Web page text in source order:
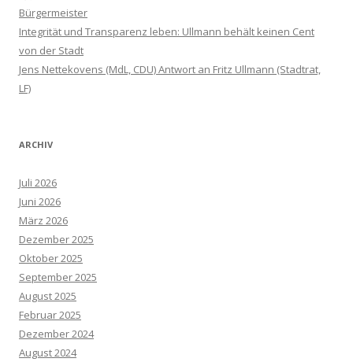
Bürgermeister
Integrität und Transparenz leben: Ullmann behält keinen Cent
von der Stadt
Jens Nettekovens (MdL, CDU) Antwort an Fritz Ullmann (Stadtrat,
LF)
ARCHIV
Juli 2026
Juni 2026
März 2026
Dezember 2025
Oktober 2025
September 2025
August 2025
Februar 2025
Dezember 2024
August 2024